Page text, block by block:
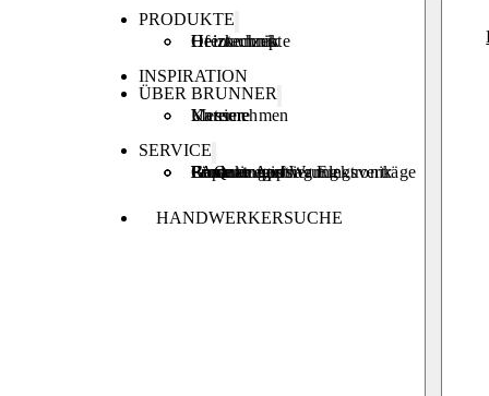
PRODUKTE
Ofentechnik
Heiztechnik
Heizkonzepte
INSPIRATION
ÜBER BRUNNER
Unternehmen
Karriere
Messen
SERVICE
Produktregistrierung
Brunner Apps
FAQ
Förderungen
Garantie und Wartungsverträge
Reparaturauftrag Elektronik
HANDWERKERSUCHE